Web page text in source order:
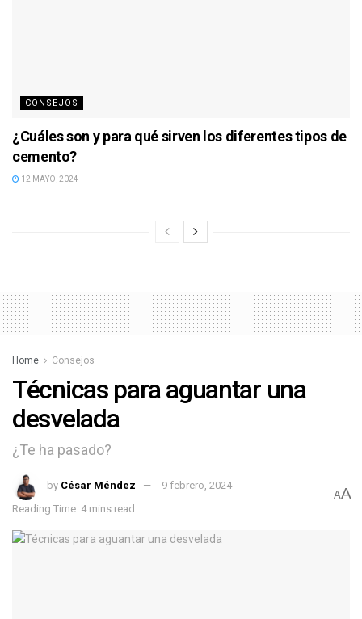
CONSEJOS
¿Cuáles son y para qué sirven los diferentes tipos de
cemento?
12 MAYO, 2024
Home Consejos
Técnicas para aguantar una
desvelada
¿Te ha pasado?
by César Méndez
9 febrero, 2024
Reading Time: 4 mins read
AA